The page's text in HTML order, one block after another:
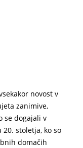
novost v
zanimive,
se dogajali v
stoletja, ko so
domačih